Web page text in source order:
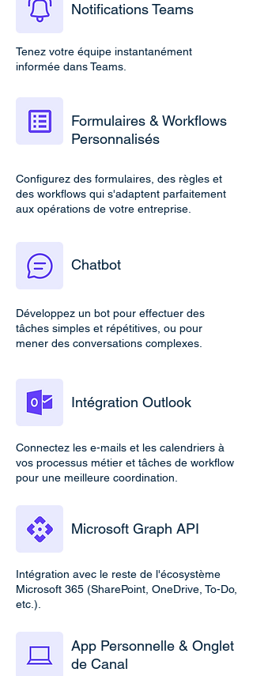
Notifications Teams
Tenez votre équipe instantanément
informée dans Teams.
Formulaires & Workflows
Personnalisés
Configurez des formulaires, des règles et
des workflows qui s'adaptent parfaitement
aux opérations de votre entreprise.
Chatbot
Développez un bot pour effectuer des
tâches simples et répétitives, ou pour
mener des conversations complexes.
Intégration Outlook
Connectez les e-mails et les calendriers à
vos processus métier et tâches de workflow
pour une meilleure coordination.
Microsoft Graph API
Intégration avec le reste de l'écosystème
Microsoft 365 (SharePoint, OneDrive, To-Do,
etc.).
App Personnelle & Onglet
de Canal